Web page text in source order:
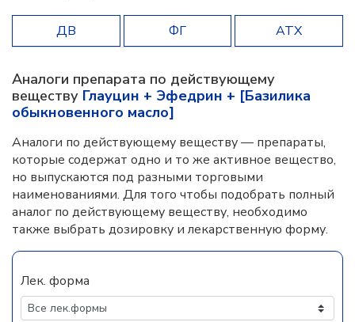
ДВ ФГ АТХ
Аналоги препарата по действующему
веществу Глауцин + Эфедрин + [Базилика
обыкновенного масло]
Аналоги по действующему веществу — препараты,
которые содержат одно и то же активное вещество,
но выпускаются под разными торговыми
наименованиями. Для того чтобы подобрать полный
аналог по действующему веществу, необходимо
также выбрать дозировку и лекарственную форму.
Лек. форма